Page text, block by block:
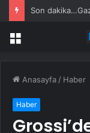
Menü
Anasayfa / Haber
Haber